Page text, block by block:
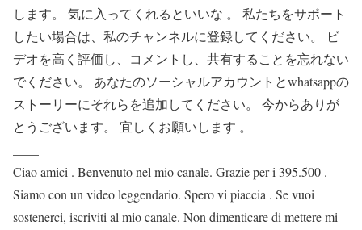
します。 気に入ってくれるといいな 。 私たちをサポート
したい場合は、私のチャンネルに登録してください。 ビ
デオを高く評価し、コメントし、共有することを忘れない
でください。 あなたのソーシャルアカウントとwhatsappの
ストーリーにそれらを追加してください。 今からありが
とうございます。 宜しくお願いします 。
Ciao amici . Benvenuto nel mio canale. Grazie per i 395.500 .
Siamo con un video leggendario. Spero vi piaccia . Se vuoi
sostenerci, iscriviti al mio canale. Non dimenticare di mettere mi